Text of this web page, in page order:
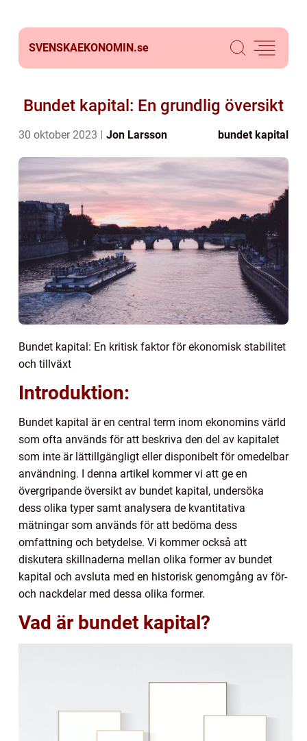
SVENSKAEKONOMIN.se
Bundet kapital: En grundlig översikt
30 oktober 2023 Jon Larsson bundet kapital
Bundet kapital: En kritisk faktor för ekonomisk stabilitet
och tillväxt
Introduktion:
Bundet kapital är en central term inom ekonomins värld
som ofta används för att beskriva den del av kapitalet
som inte är lättillgängligt eller disponibelt för omedelbar
användning. I denna artikel kommer vi att ge en
övergripande översikt av bundet kapital, undersöka
dess olika typer samt analysera de kvantitativa
mätningar som används för att bedöma dess
omfattning och betydelse. Vi kommer också att
diskutera skillnaderna mellan olika former av bundet
kapital och avsluta med en historisk genomgång av för-
och nackdelar med dessa olika former.
Vad är bundet kapital?